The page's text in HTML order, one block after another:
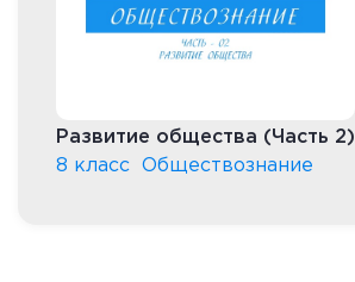
Развитие общества (Часть 2)
8 класс
Обществознание